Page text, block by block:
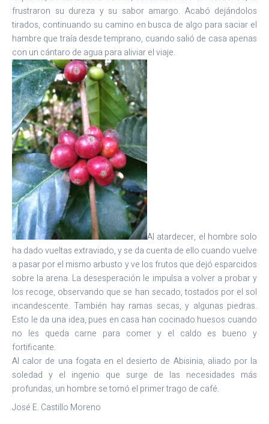
frustraron su dureza y su sabor amargo. Acabó dejándolos
tirados, continuando su camino en busca de algo para saciar el
hambre que traía desde temprano, cuando salió de casa apenas
con un cántaro de agua para aliviar el viaje.
Al atardecer, el hombre solo
ha dado vueltas extraviado, y se da cuenta de ello cuando vuelve
a pasar por el mismo arbusto y ve los frutos que dejó esparcidos
sobre la arena. La desesperación le impulsa a volver a probar y
los recoge, observando que se han secado, tostados por el sol
incandescente. También hay ramas secas, y algunas piedras.
Esto le da una idea, pues en casa han cocinado huesos cuando
no les queda carne para comer y el caldo es bueno y
fortificante.
Al calor de una fogata en el desierto de Abisinia, aliado por la
soledad y el ingenio que surge de las necesidades más
profundas, un hombre se tomó el primer trago de café.
José E. Castillo Moreno